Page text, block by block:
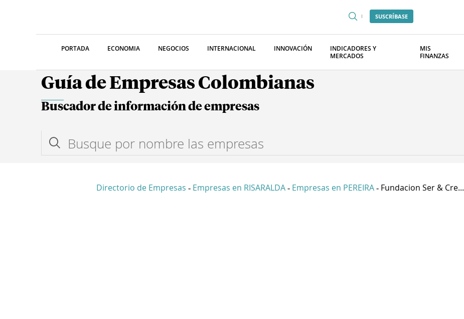
SUSCRÍBASE
PORTADA ECONOMIA NEGOCIOS INTERNACIONAL INNOVACIÓN
INDICADORES Y
MERCADOS
MIS
FINANZAS
Guía de Empresas Colombianas
Buscador de información de empresas
Directorio de Empresas - Empresas en RISARALDA - Empresas en PEREIRA - Fundacion Ser & Cre...